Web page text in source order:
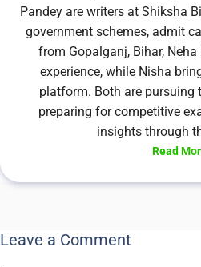
Pandey are writers at Shiksha
government schemes, admit
from Gopalganj, Bihar,
experience, while Nisha
platform. Both are pursuing
preparing for competitive
insights through
Read
Leave a Comment